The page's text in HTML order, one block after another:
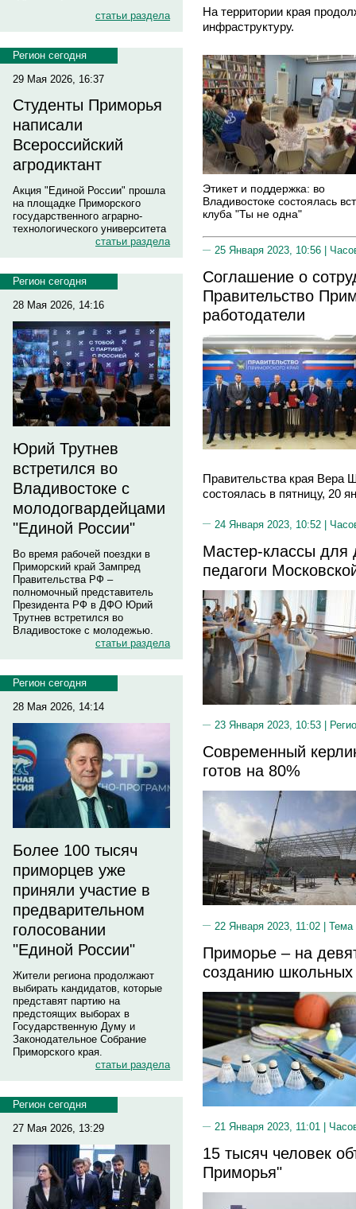
статьи раздела
Регион сегодня
29 Мая 2026, 16:37
Студенты Приморья
написали
Всероссийский
агродиктант
Акция "Единой России" прошла
на площадке Приморского
государственного аграрно-
технологического университета
статьи раздела
Регион сегодня
28 Мая 2026, 14:16
Юрий Трутнев
встретился во
Владивостоке с
молодогвардейцами
"Единой России"
Во время рабочей поездки в
Приморский край Зампред
Правительства РФ –
полномочный представитель
Президента РФ в ДФО Юрий
Трутнев встретился во
Владивостоке с молодежью.
статьи раздела
Регион сегодня
28 Мая 2026, 14:14
Более 100 тысяч
приморцев уже
приняли участие в
предварительном
голосовании
"Единой России"
Жители региона продолжают
выбирать кандидатов, которые
представят партию на
предстоящих выборах в
Государственную Думу и
Законодательное Собрание
Приморского края.
статьи раздела
Регион сегодня
27 Мая 2026, 13:29
На территории края
инфраструктуру.
Этикет и поддержка: во
Владивостоке состоялась
клуба "Ты не одна"
25 Января 2023, 10:56 |
Соглашение о
Правительство
работодатели
Правительства края Вера
состоялась в пятницу, 20
24 Января 2023, 10:52 |
Мастер-классы для
педагоги
23 Января 2023, 10:53 |
Современный
готов на 80%
22 Января 2023, 11:02 | Тема
Приморье – на
созданию школьных
21 Января 2023, 11:01 |
15 тысяч человек
Приморья"